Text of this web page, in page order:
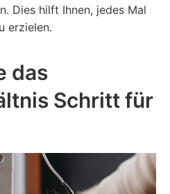
Dies hilft Ihnen, jedes Mal
erzielen.
das
Schritt für